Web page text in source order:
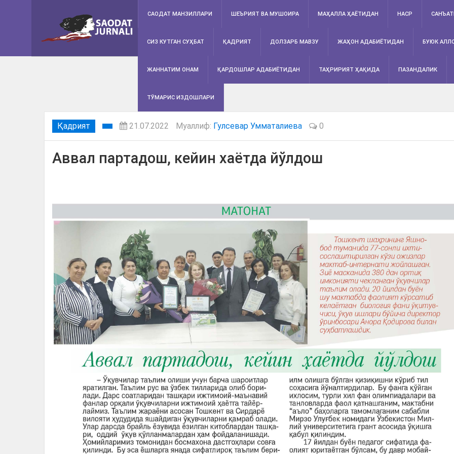
САОДАТ МАНЗИЛЛАРИ ШЕЪРИЯТ ВА МУШОИРА МАҲАЛЛА ҲАЁТИДАН НАСР
СИЗ КУТГАН СУҲБАТ ҚАДРИЯТ ДОЛЗАРБ МАВЗУ ЖАҲОН АДАБИЁТИДАН БУЮК
ЖАННАТИМ ОНАМ ҚАРДОШЛАР АДАБИЁТИДАН ТАҲРИРИЯТ ҲАҚИДА ПАЗАНДАЛИК
ТЎМАРИС ИЗДОШЛАРИ
Қадрият 21.07.2022 Муаллиф: Гулсевар Умматалиева 0
Аввал партадош, кейин хаётда йўлдош